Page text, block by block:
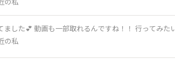
した💕 動画も一部取れるんですね！！ 行ってみた
の私